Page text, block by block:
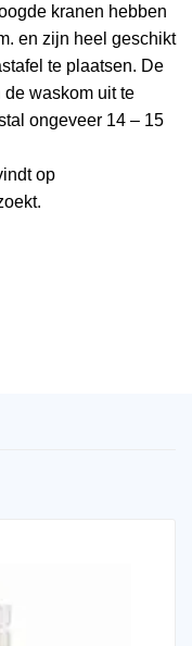
kranen hebben
en zijn heel geschikt
te plaatsen. De
waskom uit te
ongeveer 14 – 15
op